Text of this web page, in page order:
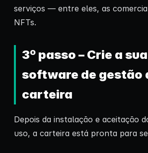
serviços — entre eles, as
NFTs.
3º passo – Crie a
software de gestão
carteira
Depois da instalação e aceitação
uso, a carteira está pronta para